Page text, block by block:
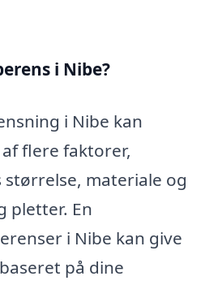
i Nibe?
i Nibe kan
flere faktorer,
materiale og
pletter. En
i Nibe kan give
på dine